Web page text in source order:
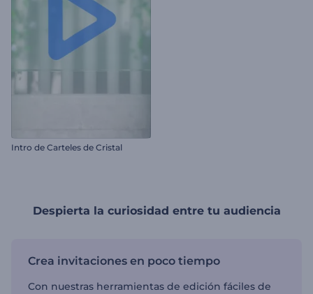
Intro de Carteles de Cristal
Despierta la curiosidad entre tu audiencia
Crea invitaciones en poco tiempo
Con nuestras herramientas de edición fáciles de